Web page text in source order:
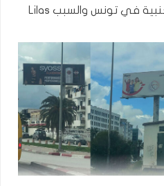
منتجات الCosmetic الاجنبية في تونس والسبب Lilas